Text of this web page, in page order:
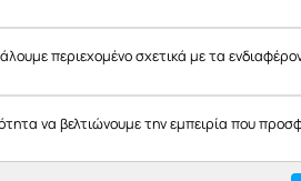
μας
σε κάθε
περιεχομένο σχετικά με τα
να βελτιώνουμε την εμπειρία που